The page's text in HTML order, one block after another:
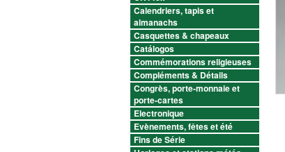
Calendriers, tapis et
almanachs
Casquettes & chapeaux
Catálogos
Commémorations religieuses
Compléments & Détails
Congrès, porte-monnaie et
porte-cartes
Electronique
Evènements, fêtes et été
Fins de Série